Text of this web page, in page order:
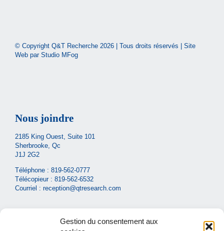
Gestion du consentement aux
© Copyright Q&T Recherche 2026 | Tous droits réservés | Site
Web par Studio MFog
Nous joindre
2185 King Ouest, Suite 101
Sherbrooke, Qc
J1J 2G2
Téléphone : 819-562-0777
Télécopieur : 819-562-6532
Courriel : reception@qtresearch.com